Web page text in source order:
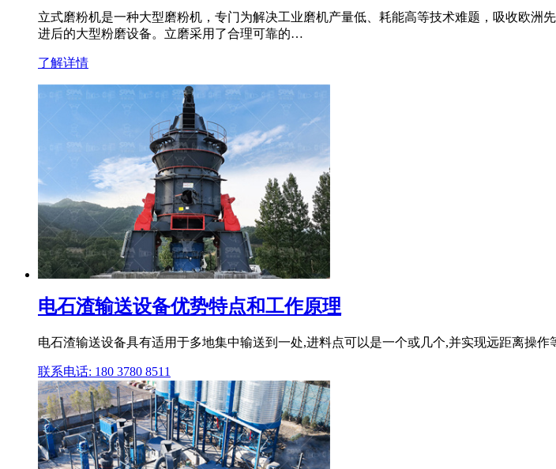
立式磨粉机是一种大型磨粉机，专门为解决工业磨机产量低、耗能高等技术难题，吸收欧
进后的大型粉磨设备。立磨采用了合理可靠的…
了解详情
电石渣输送设备优势特点和工作原理
电石渣输送设备具有适用于多地集中输送到一处,进料点可以是一个或几个,并实现远距离操
联系电话: 180 3780 8511